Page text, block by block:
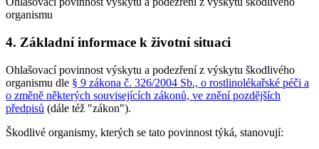
organismu
4. Základní informace k životní situaci
Ohlašovací povinnost výskytu a podezření z výskytu škodlivého
organismu dle § 9 zákona č. 326/2004 Sb., o rostlinolékařské péči a
o změně některých souvisejících zákonů, ve znění pozdějších
předpisů (dále též "zákon").
Škodlivé organismy, kterých se tato povinnost týká, stanovují: